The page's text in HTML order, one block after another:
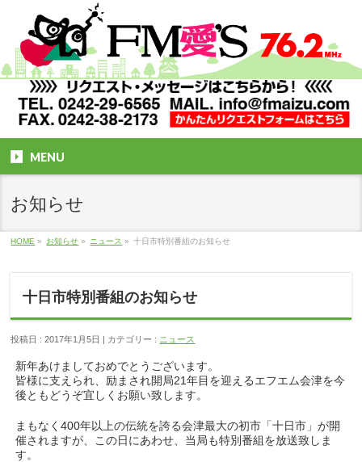
MENU
お知らせ
HOME » お知らせ » ニュース » 十日市特別番組のお知らせ
十日市特別番組のお知らせ
投稿日 : 2017年1月5日 カテゴリー : ニュース
新年あけましておめでとうございます。
皆様に支えられ、励まされ開局21年目を迎えるエフエム会津を今
後ともどうぞ宜しくお願い致します。
まもなく400年以上の伝統を誇る会津最大の初市「十日市」が開
催されますが、この日にあわせ、当局も特別番組を放送致しま
す。